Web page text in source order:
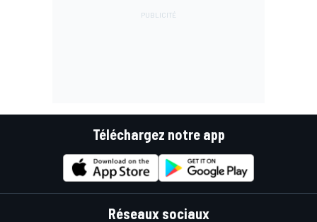
Téléchargez notre app
Réseaux sociaux